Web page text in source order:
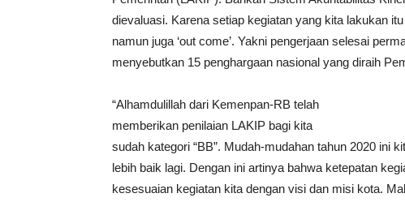
dievaluasi. Karena setiap kegiatan yang kita lakukan
namun juga ‘out come’. Yakni pengerjaan selesai
menyebutkan 15 penghargaan nasional yang diraih
“Alhamdulillah dari Kemenpan-RB telah
memberikan penilaian LAKIP bagi kita
sudah kategori “BB”. Mudah-mudahan tahun 2020 ini
lebih baik lagi. Dengan ini artinya bahwa ketepatan
kesesuaian kegiatan kita dengan visi dan misi kota.